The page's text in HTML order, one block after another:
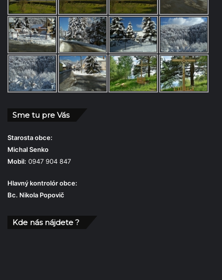
Sme tu pre Vás
Starosta obce:
Michal Senko
Mobil: 0947 904 847
Hlavný kontrolór obce:
Bc. Nikola Popovič
Kde nás nájdete ?